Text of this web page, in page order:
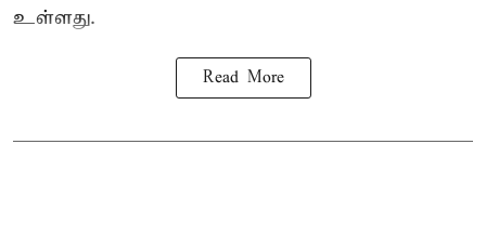
உள்ளது.
Read More